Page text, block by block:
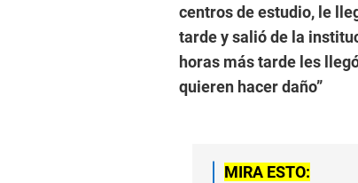
centros de estudio, le
tarde y salió de la
horas más tarde les
quieren hacer daño”
MIRA ESTO: